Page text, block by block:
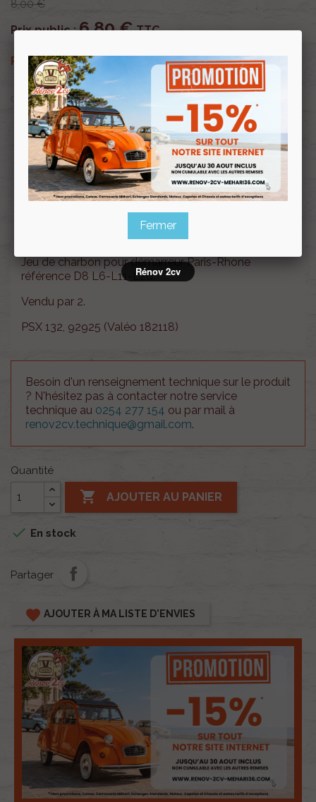
8,00 €
Prix public :6,80 €TTC
Prix clubRenov 2cv 6,80 €TTC
OU PAYER EN
Profitez de prix remisés
avec la Carte clubRenov 2cv
Souscrire
au clubRenov 2cv
Jeu de charbon pour démarreur Paris-Rhone
référence D8 L6-L11-L20.
Vendu par 2.
PSX 132, 92925 (Valéo 182118)
Besoin d'un renseignement technique sur le produit
? N'hésitez pas à contacter notre service
technique au 0254 277 154 ou par mail à
renov2cv.technique@gmail.com.
Quantité
 AJOUTER AU PANIER
 En stock
Partager
favorite AJOUTER À MA LISTE D'ENVIES
Fermer
Rénov 2cv